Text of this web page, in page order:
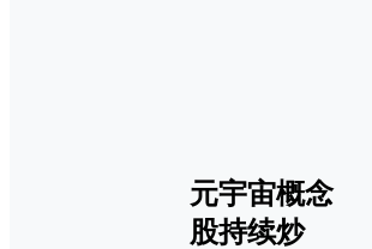
元宇宙概念
股持续炒